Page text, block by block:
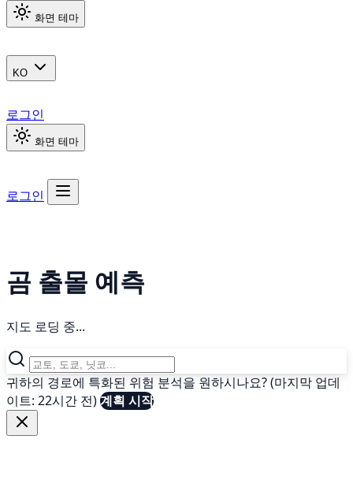
화면 테마
KO
로그인
화면 테마
로그인
곰 출몰 예측
지도 로딩 중...
귀하의 경로에 특화된 위험 분석을 원하시나요? (마지막 업데
이트: 22시간 전)계획 시작